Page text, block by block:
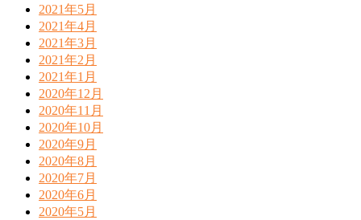
2021年5月
2021年4月
2021年3月
2021年2月
2021年1月
2020年12月
2020年11月
2020年10月
2020年9月
2020年8月
2020年7月
2020年6月
2020年5月